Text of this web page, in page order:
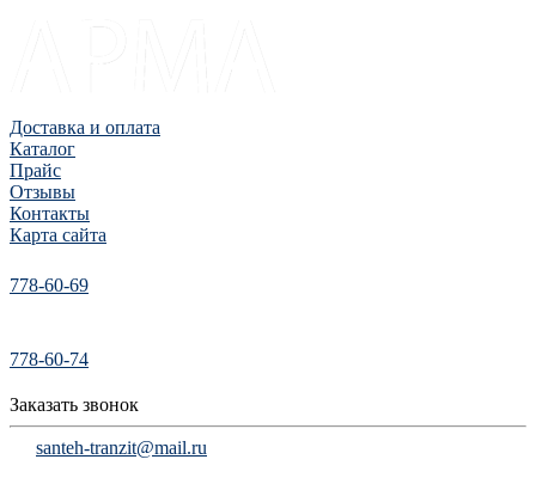
Доставка и оплата
Каталог
Прайс
Отзывы
Контакты
Карта сайта
778-60-69
778-60-74
Заказать звонок
santeh-tranzit@mail.ru